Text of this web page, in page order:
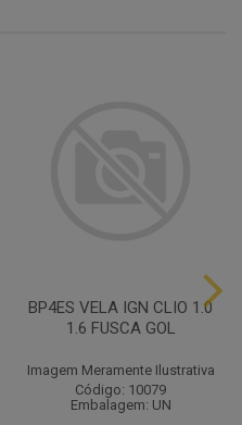
BP4ES VELA IGN CLIO 1.0
1.6 FUSCA GOL
Imagem Meramente Ilustrativa
Código: 10079
Embalagem: UN